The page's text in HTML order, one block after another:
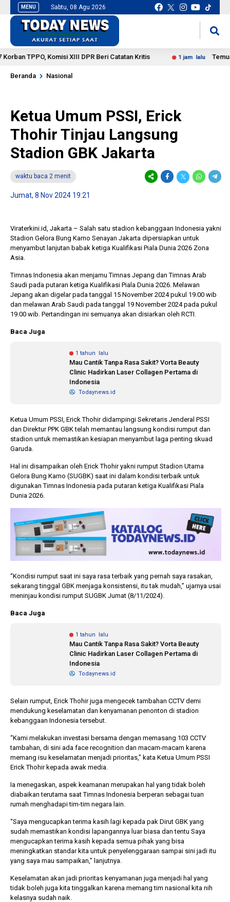
MENU Sabtu, 08 Agu 2026
TPPO, Komisi XIII DPR Beri Catatan Kritis 1 jam lalu Temuan
Beranda Nasional
Ketua Umum PSSI, Erick
Thohir Tinjau Langsung
Stadion GBK Jakarta
waktu baca 2 menit
Jumat, 8 Nov 2024 19:21
Viraterkini.id, Jakarta – Salah satu stadion kebanggaan Indonesia yakni
Stadion Gelora Bung Karno Senayan Jakarta dipersiapkan untuk
menyambut lanjutan babak ketiga Kualifikasi Piala Dunia 2026 Zona
Asia.
Timnas Indonesia akan menjamu Timnas Jepang dan Timnas Arab
Saudi pada putaran ketiga Kualifikasi Piala Dunia 2026. Melawan
Jepang akan digelar pada tanggal 15 November 2024 pukul 19.00 wib
dan melawan Arab Saudi pada tanggal 19 November 2024 pada pukul
19.00 wib. Pertandingan ini semuanya akan disiarkan oleh RCTI.
Baca Juga
1 tahun lalu
Mau Cantik Tanpa Rasa Sakit? Vorta Beauty
Clinic Hadirkan Laser Collagen Pertama di
Indonesia
Todaynews.id
Ketua Umum PSSI, Erick Thohir didampingi Sekretaris Jenderal PSSI
dan Direktur PPK GBK telah memantau langsung kondisi rumput dan
stadion untuk memastikan kesiapan menyambut laga penting skuad
Garuda.
Hal ini disampaikan oleh Erick Thohir yakni rumput Stadion Utama
Gelora Bung Karno (SUGBK) saat ini dalam kondisi terbaik untuk
digunakan Timnas Indonesia pada putaran ketiga Kualifikasi Piala
Dunia 2026.
“Kondisi rumput saat ini saya rasa terbaik yang pernah saya rasakan,
sekarang tinggal GBK menjaga konsistensi, itu tak mudah,” ujarnya usai
meninjau kondisi rumput SUGBK Jumat (8/11/2024).
Baca Juga
1 tahun lalu
Mau Cantik Tanpa Rasa Sakit? Vorta Beauty
Clinic Hadirkan Laser Collagen Pertama di
Indonesia
Todaynews.id
Selain rumput, Erick Thohir juga mengecek tambahan CCTV demi
mendukung keselamatan dan kenyamanan penonton di stadion
kebanggaan Indonesia tersebut.
“Kami melakukan investasi bersama dengan memasang 103 CCTV
tambahan, di sini ada face recognition dan macam-macam karena
memang isu keselamatan menjadi prioritas,” kata Ketua Umum PSSI
Erick Thohir kepada awak media.
Ia menegaskan, aspek keamanan merupakan hal yang tidak boleh
diabaikan terutama saat Timnas Indonesia berperan sebagai tuan
rumah menghadapi tim-tim negara lain.
“Saya mengucapkan terima kasih lagi kepada pak Dirut GBK yang
sudah memastikan kondisi lapangannya luar biasa dan tentu Saya
mengucapkan terima kasih kepada semua pihak yang bisa
meningkatkan standar kita untuk penyelenggaraan sampai sini jadi itu
yang saya mau sampaikan,” lanjutnya.
Keselamatan akan jadi prioritas kenyamanan juga menjadi hal yang
tidak boleh juga kita tinggalkan karena memang tim nasional kita nih
kelasnya sudah naik.
KPU Batalkan
Keputusan Dokumen
Capres-Cawapres
Dirahasiakan
Banyak
Dorong